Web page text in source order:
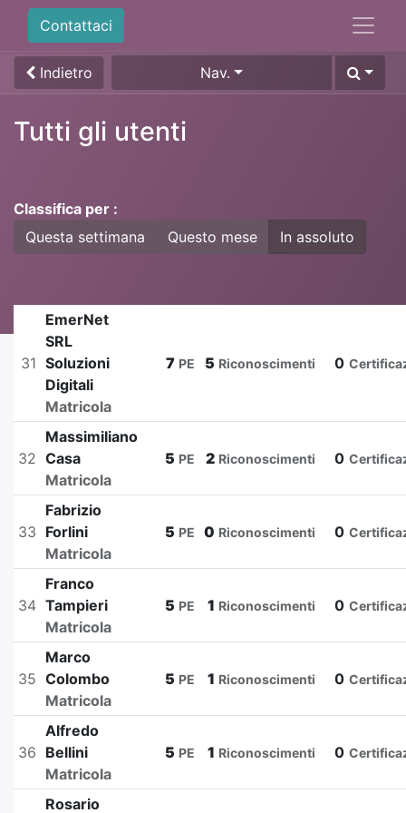
Contattaci
Indietro Nav.
Tutti gli utenti
Classifica per :
Questa settimana
Questo mese In assoluto
31
EmerNet
SRL
Soluzioni
Digitali
Matricola
7 PE 5 Riconoscimenti 0
32
Massimiliano
Casa
Matricola
5 PE 2 Riconoscimenti 0
33
Fabrizio
Forlini
Matricola
5 PE 0 Riconoscimenti 0
34
Franco
Tampieri
Matricola
5 PE 1 Riconoscimenti 0
35
Marco
Colombo
Matricola
5 PE 1 Riconoscimenti 0
36
Alfredo
Bellini
Matricola
5 PE 1 Riconoscimenti 0
Rosario